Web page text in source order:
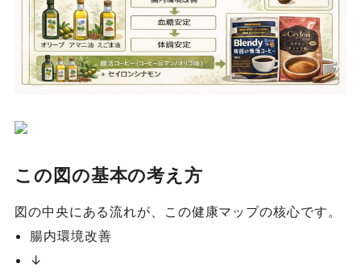
この図の基本の考え方
図の中央にある流れが、この健康マップの核心です。
腸内環境改善
↓